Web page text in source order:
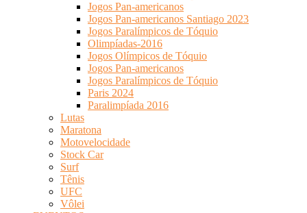
Jogos Pan-americanos
Jogos Pan-americanos Santiago 2023
Jogos Paralímpicos de Tóquio
Olimpíadas-2016
Jogos Olímpicos de Tóquio
Jogos Pan-americanos
Jogos Paralímpicos de Tóquio
Paris 2024
Paralimpíada 2016
Lutas
Maratona
Motovelocidade
Stock Car
Surf
Tênis
UFC
Vôlei